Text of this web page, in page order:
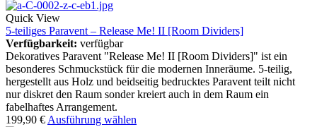
Quick View
5-teiliges Paravent – Release Me! II [Room Dividers]
Verfügbarkeit: verfügbar
Dekoratives Paravent "Release Me! II [Room Dividers]" ist ein
besonderes Schmuckstück für die modernen Inneräume. 5-teilig,
hergestellt aus Holz und beidseitig bedrucktes Paravent teilt nicht
nur diskret den Raum sonder kreiert auch in dem Raum ein
fabelhaftes Arrangement.
199,90 € Ausführung wählen